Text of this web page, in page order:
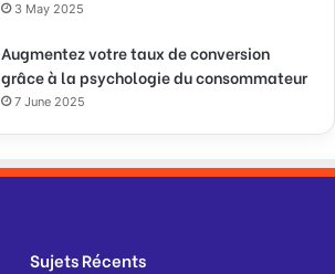
3 May 2025
Augmentez votre taux de conversion
grâce à la psychologie du consommateur
7 June 2025
Sujets Récents